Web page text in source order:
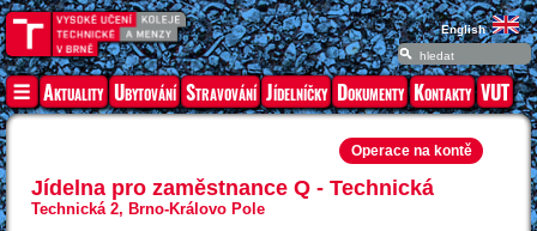
English
Aktuality Ubytování Stravování Jídelníčky Dokumenty Kontakty VUT
Operace na kontě
Jídelna pro zaměstnance Q - Technická
Technická 2, Brno-Královo Pole